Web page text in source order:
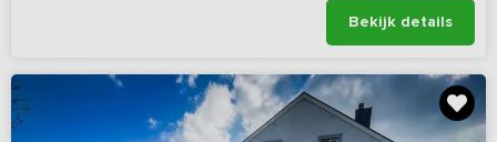
Bekijk details